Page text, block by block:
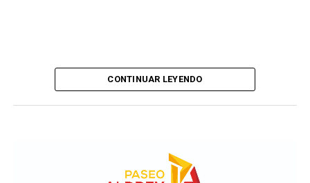
CONTINUAR LEYENDO